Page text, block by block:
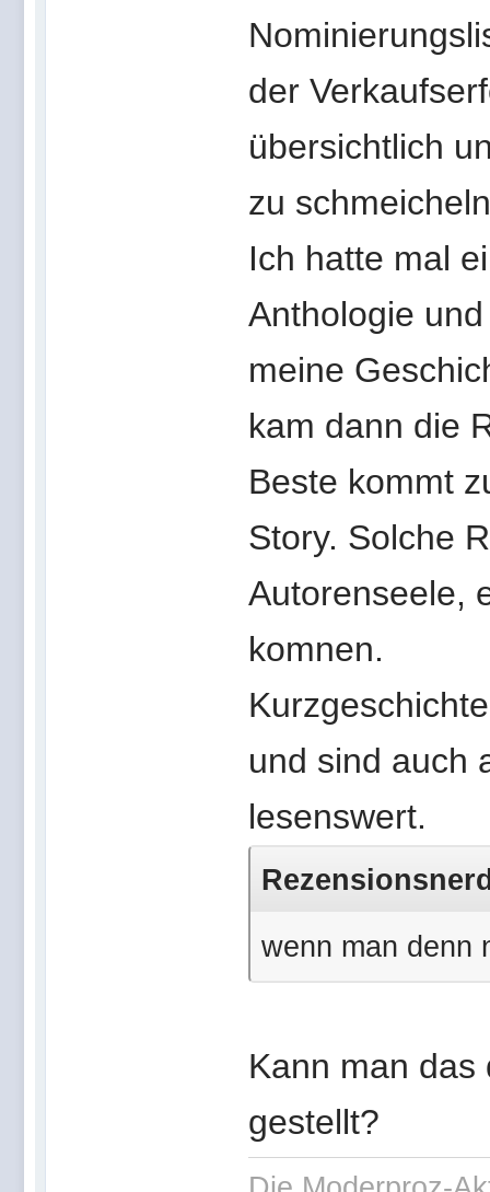
der
übersichtlich
zu
Ich hatte mal
Anthologie
meine
kam dann die
Beste kommt
Story. Solche
Autorenseele,
komnen.
und sind auch
lesenswert.
wenn man denn
Kann man das
gestellt?